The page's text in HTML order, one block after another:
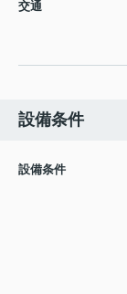
交通
設備条件
設備条件